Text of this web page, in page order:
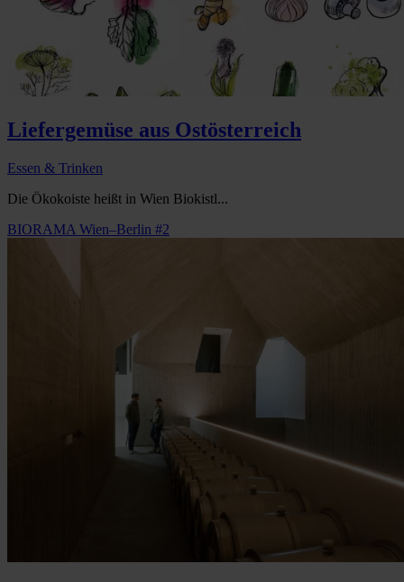
Liefergemüse aus Ostösterreich
Essen & Trinken
Die Ökokoiste heißt in Wien Biokistl...
BIORAMA Wien–Berlin #2